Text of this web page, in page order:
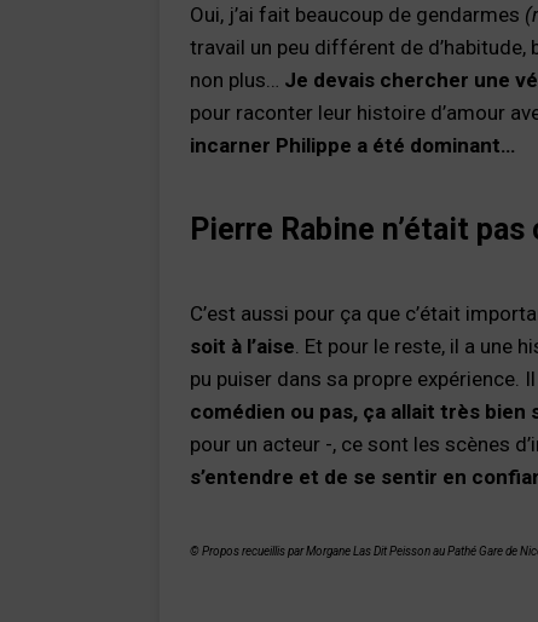
Oui, j’ai fait beaucoup de gendarmes
travail un peu différent de d’habitude,
non plus… Je devais chercher une
pour raconter leur histoire d’amour
incarner Philippe a été dominant…
Pierre Rabine n’était
C’est aussi pour ça que c’était
soit à l’aise . Et pour le reste, il a une
pu puiser dans sa propre expérience.
comédien ou pas, ça allait très bien
pour un acteur -, ce sont les scènes
s’entendre et de se sentir en
© Propos recueillis par Morgane Las Dit Peisson au Pathé Gare de